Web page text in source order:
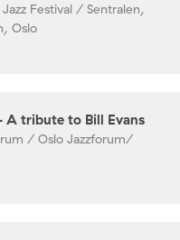
Festival / Sentralen,
Oslo
A tribute to Bill Evans
/ Oslo Jazzforum/